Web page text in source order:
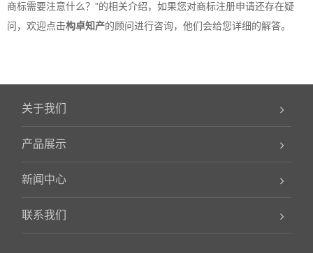
商标需要注意什么？”的相关介绍，如果您对商标注册申请还存在疑
问，欢迎点击构卓知产的顾问进行咨询，他们会给您详细的解答。
关于我们
产品展示
新闻中心
联系我们